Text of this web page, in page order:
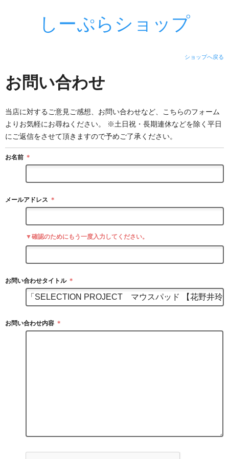
しーぷらショップ
ショップへ戻る
お問い合わせ
当店に対するご意見ご感想、お問い合わせなど、こちらのフォーム
よりお気軽にお尋ねください。 ※土日祝・長期連休などを除く平日
にご返信をさせて頂きますので予めご了承ください。
お名前 ＊
メールアドレス ＊
▼確認のためにもう一度入力してください。
お問い合わせタイトル ＊
お問い合わせ内容 ＊